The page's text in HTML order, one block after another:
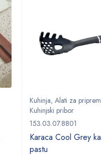
Kuhinja, Alati za
Kuhinjski pribor
153.03.07.8801
Karaca Cool Grey
pastu